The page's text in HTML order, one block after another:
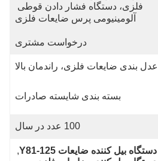
آلومینیومی پرس ضایعات فلزی
درخواست مشتری
عدل بندی ضایعات فلزی، راندمان بالا
بسته بندی شایسته صادرات
100 عدد در سال
دستگاه بیل کننده ضایعات Y81-125
,